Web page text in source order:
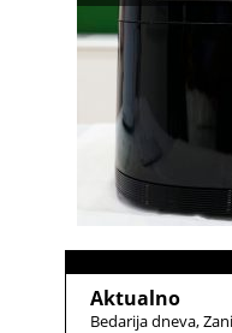
Aktualno
Bedarija dneva